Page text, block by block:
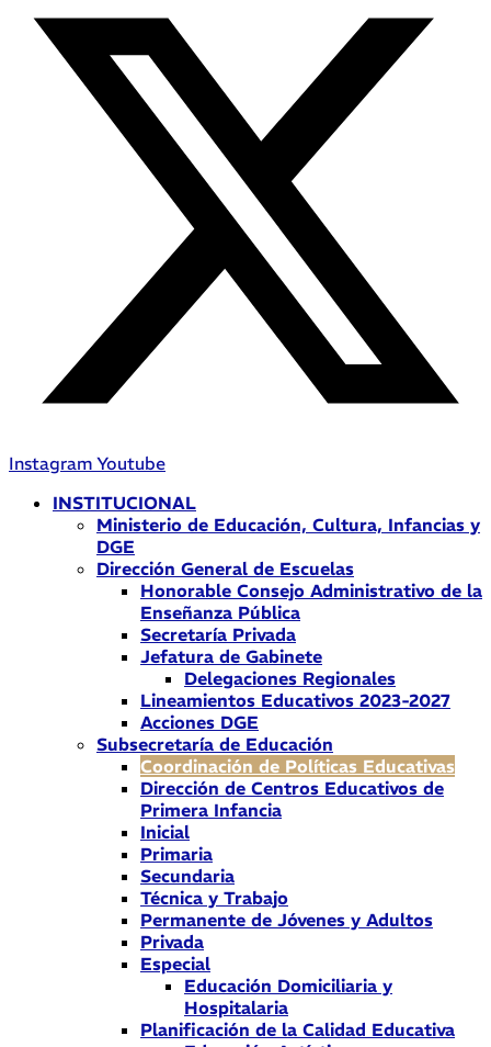
Instagram Youtube
INSTITUCIONAL
Ministerio de Educación, Cultura, Infancias y
DGE
Dirección General de Escuelas
Honorable Consejo Administrativo de la
Enseñanza Pública
Secretaría Privada
Jefatura de Gabinete
Delegaciones Regionales
Lineamientos Educativos 2023-2027
Acciones DGE
Subsecretaría de Educación
Coordinación de Políticas Educativas
Dirección de Centros Educativos de
Primera Infancia
Inicial
Primaria
Secundaria
Técnica y Trabajo
Permanente de Jóvenes y Adultos
Privada
Especial
Educación Domiciliaria y
Hospitalaria
Planificación de la Calidad Educativa